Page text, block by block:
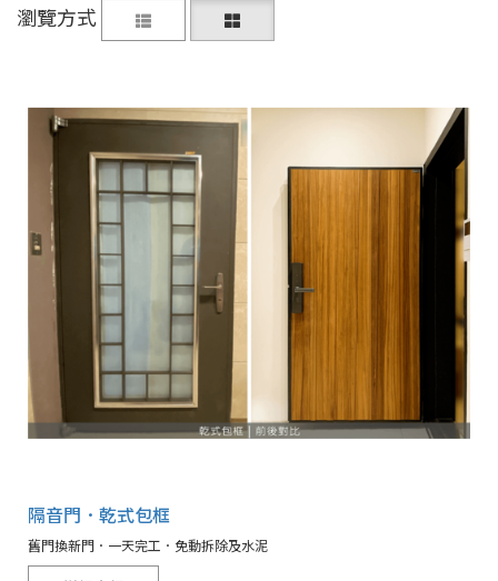
瀏覽方式
隔音門．乾式包框
舊門換新門．一天完工．免動拆除及水泥